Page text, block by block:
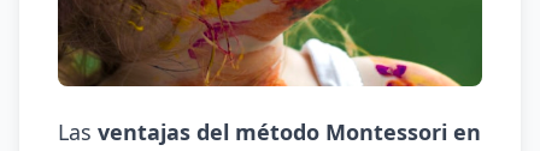
Las ventajas del método Montessori en